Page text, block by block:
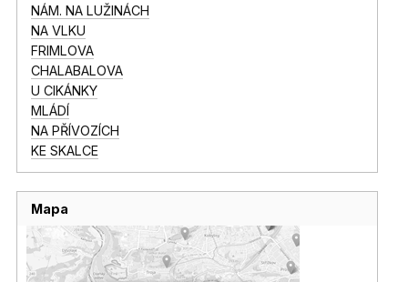
NÁM. NA LUŽINÁCH
NA VLKU
FRIMLOVA
CHALABALOVA
U CIKÁNKY
MLÁDÍ
NA PŘÍVOZÍCH
KE SKALCE
Mapa